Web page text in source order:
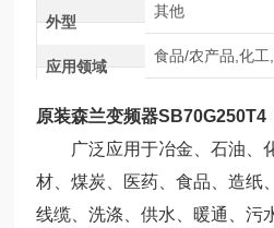
外型
其他
应用领域
食品/农产品,化
原装森兰变频器SB70G250T4
广泛应用于冶金、石油、
材、煤炭、医药、食品、造纸
线缆、洗涤、供水、暖通、污